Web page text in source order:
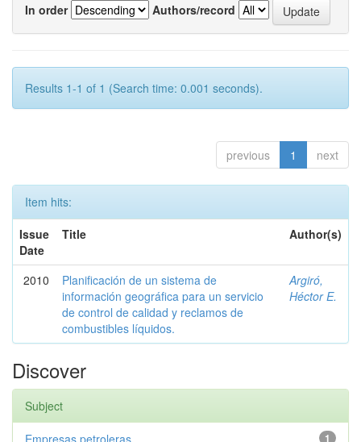
In order
Authors/record
Results 1-1 of 1 (Search time: 0.001 seconds).
previous 1 next
Item hits:
Issue
Date
Title Author(s)
2010
Planificación de un sistema de
información geográfica para un servicio
de control de calidad y reclamos de
combustibles líquidos.
Argiró,
Héctor E.
Discover
Subject
1
Empresas petroleras